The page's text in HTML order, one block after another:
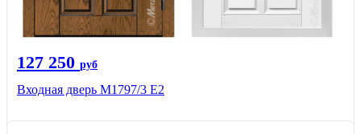
127 250 руб
Входная дверь М1797/3 Е2